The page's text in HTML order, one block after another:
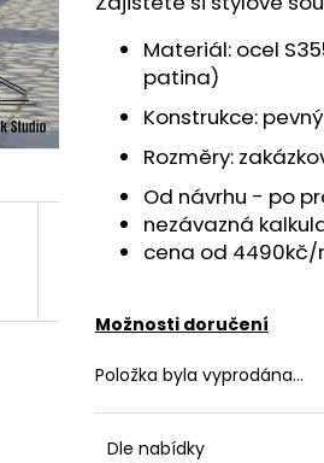
Materiál: ocel
patina)
Konstrukce:
Rozměry:
Od návrhu - po
nezávazná
cena od 4490kč/
Možnosti doručení
Položka byla vyprodána…
Dle nabídky